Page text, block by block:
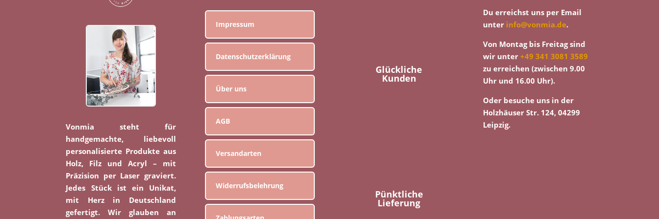
Vonmia steht für
handgemachte, liebevoll
personalisierte Produkte aus
Holz, Filz und Acryl – mit
Präzision per Laser graviert.
Jedes Stück ist ein Unikat,
mit Herz in Deutschland
gefertigt. Wir glauben an
Impressum
Datenschutzerklärung
Über uns
AGB
Versandarten
Widerrufsbelehrung
Glückliche
Kunden
Pünktliche
Lieferung
Du erreichst uns per Email
unter info@vonmia.de.
Von Montag bis Freitag sind
wir unter+49 341 3081 3589
zu erreichen (zwischen 9.00
Uhr und 16.00 Uhr).
Oder besuche uns in der
Holzhäuser Str. 124, 04299
Leipzig.